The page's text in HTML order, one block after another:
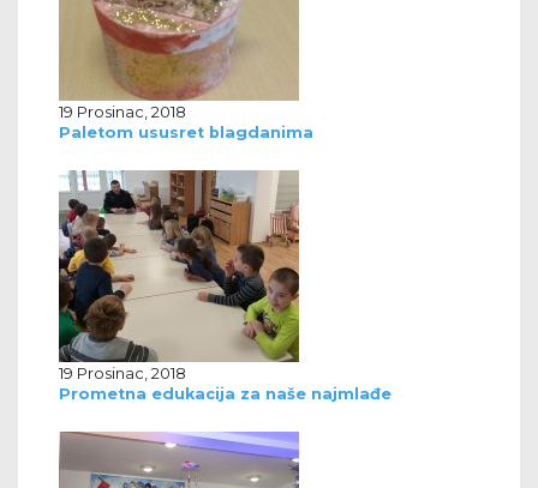
19 Prosinac, 2018
Paletom ususret blagdanima
19 Prosinac, 2018
Prometna edukacija za naše najmlađe